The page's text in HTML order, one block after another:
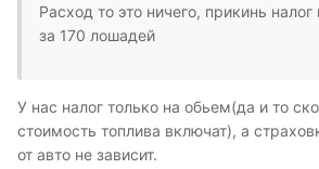
Расход то это ничего, прикинь налог
за 170 лошадей
У нас налог только на обьем(да и то
стоимость топлива включат), а
от авто не зависит.